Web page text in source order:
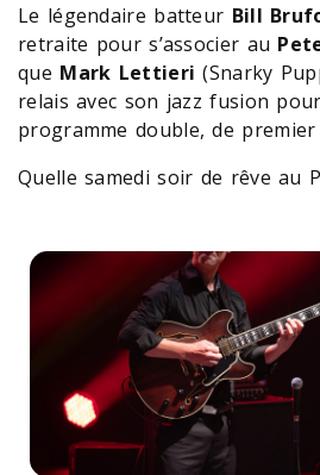
Le légendaire batteur Bill
retraite pour s’associer au
que Mark Lettieri (Snarky
relais avec son jazz fusion
programme double, de
Quelle samedi soir de rêve au